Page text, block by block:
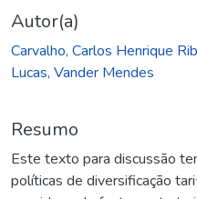
Autor(a)
Carvalho, Carlos Henrique
Lucas, Vander Mendes
Resumo
Este texto para discussão
políticas de diversificação